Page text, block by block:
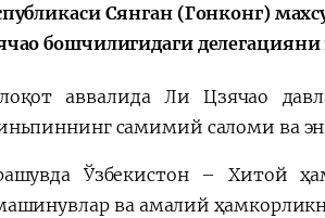
Сянган (Гонконг)
бошчилигидаги делегацияни
аввалида Ли Цзячао
самимий саломи ва
Ўзбекистон – Хитой
ва амалий